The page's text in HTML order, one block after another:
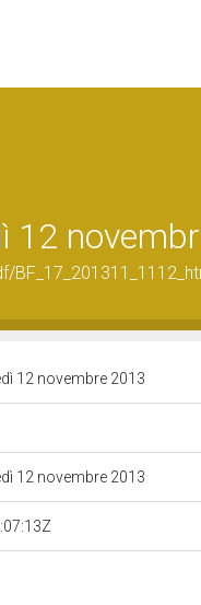
12
12 novembre 2013
12 novembre 2013